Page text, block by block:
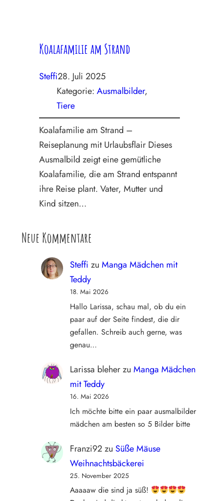
Koalafamilie am Strand
Steffi28. Juli 2025
Kategorie: Ausmalbilder
Tiere
Koalafamilie am Strand –
Reiseplanung mit Urlaubsflair Dieses
Ausmalbild zeigt eine gemütliche
Koalafamilie, die am Strand entspannt
ihre Reise plant. Vater, Mutter und
Kind sitzen…
Neue Kommentare
Steffi zu Manga Mädchen mit
Teddy
18. Mai 2026
Hallo Larissa, schau mal, ob du ein
paar auf der Seite findest, die dir
gefallen. Schreib auch gerne, was
genau…
Larissa bleherzu Manga Mädchen
mit Teddy
16. Mai 2026
Ich möchte bitte ein paar ausmalbilder
mädchen am besten so 5 Bilder bitte
Franzi92zu Süße Mäuse
Weihnachtsbäckerei
25. November 2025
Aaaaaw die sind ja süß!